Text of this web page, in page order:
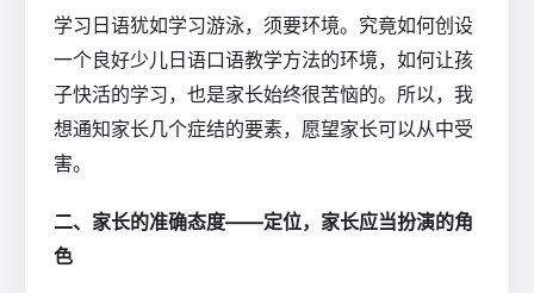
学习日语犹如学习游泳，须要环境。究竟如何创设
一个良好少儿日语口语教学方法的环境，如何让孩
子快活的学习，也是家长始终很苦恼的。所以，我
想通知家长几个症结的要素，愿望家长可以从中受
害。
二、家长的准确态度——定位，家长应当扮演的角
色